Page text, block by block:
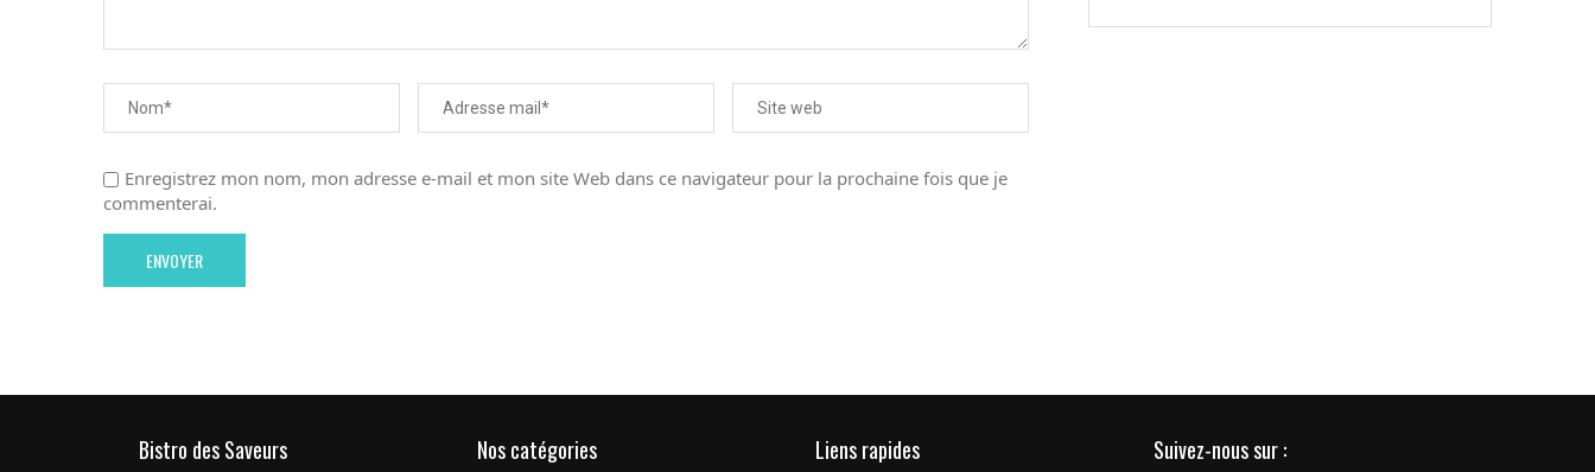
Enregistrez mon nom, mon adresse e-mail et mon site Web dans ce navigateur pour la prochaine fois que je
commenterai.
Bistro des Saveurs Nos catégories Liens rapides Suivez-nous sur :